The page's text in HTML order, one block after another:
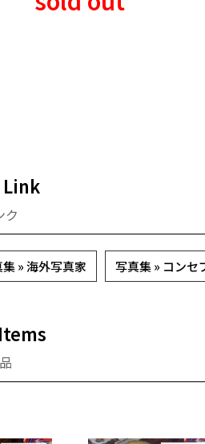
ク
» 海外写真家 写真集 » コンセ